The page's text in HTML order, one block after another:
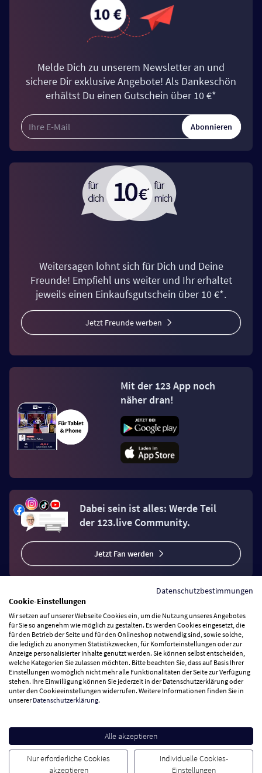
Melde Dich zu unserem Newsletter an und
sichere Dir exklusive Angebote! Als Dankeschön
erhältst Du einen Gutschein über 10 €*
Abonnieren
Weitersagen lohnt sich für Dich und Deine
Freunde! Empfiehl uns weiter und Ihr erhaltet
jeweils einen Einkaufsgutschein über 10 €*.
Jetzt Freunde werben
Mit der 123 App noch
näher dran!
Dabei sein ist alles: Werde Teil
der 123.live Community.
Jetzt Fan werden
Vertrag widerrufen
Zahlungsarten
Wir versenden mit
Besuchen Sie uns
Datenschutzbestimmungen
Cookie-Einstellungen
Wir setzen auf unserer Webseite Cookies ein, um die Nutzung unseres Angebotes
für Sie so angenehm wie möglich zu gestalten. Es werden Cookies eingesetzt, die
für den Betrieb der Seite und für den Onlineshop notwendig sind, sowie solche,
die lediglich zu anonymen Statistikzwecken, für Komforteinstellungen oder zur
Anzeige personalisierter Inhalte genutzt werden. Sie können selbst entscheiden,
welche Kategorien Sie zulassen möchten. Bitte beachten Sie, dass auf Basis Ihrer
Einstellungen womöglich nicht mehr alle Funktionalitäten der Seite zur Verfügung
stehen. Ihre Einwilligung können Sie jederzeit in der Datenschutzerklärung oder
unter den Cookieeinstellungen widerrufen. Weitere Informationen finden Sie in
unsererDatenschutzerklärung.
Alle akzeptieren
Nur erforderliche Cookies
akzeptieren
Individuelle Cookies-
Einstellungen